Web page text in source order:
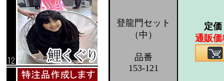
登龍門セット
（中）
品番
153-121
定
通販